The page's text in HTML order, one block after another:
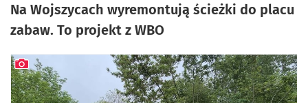
Na Wojszycach wyremontują ścieżki do placu
zabaw. To projekt z WBO